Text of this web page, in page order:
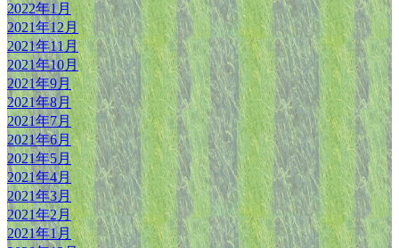
2022年1月
2021年12月
2021年11月
2021年10月
2021年9月
2021年8月
2021年7月
2021年6月
2021年5月
2021年4月
2021年3月
2021年2月
2021年1月